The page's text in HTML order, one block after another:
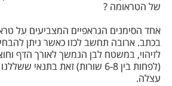
של הטראומה ?
אחד הסימנים הגראפיים המצביעים על
בכתב. ארובה תחשב לכזו כאשר ניתן
לזיהוי, במשטח לבן הנמשך לאורך הדף
(לפחות בין 6-8 שורות) זאת בתנאי
עצלה.